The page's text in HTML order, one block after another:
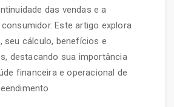
das vendas e a
Este artigo explora
seu cálculo, benefícios e
destacando sua importância
financeira e operacional de